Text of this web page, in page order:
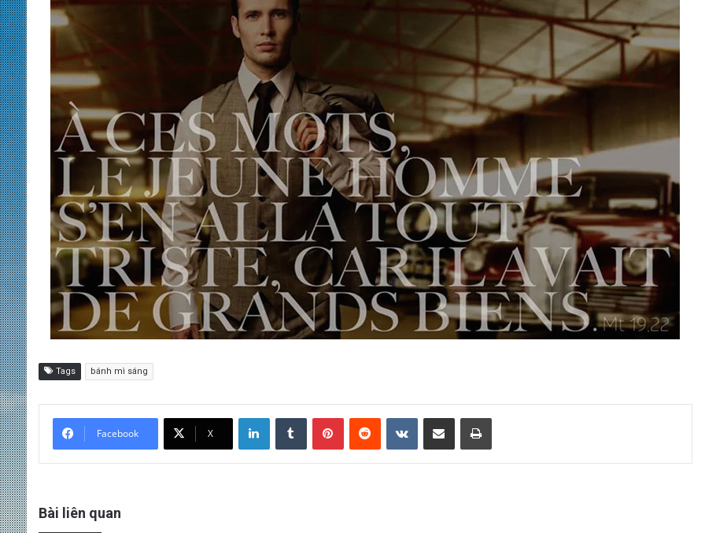
Tags bánh mì sáng
Facebook X
LinkedIn Tumblr Pinterest Reddit VKontakte Share via Email Print
Bài liên quan